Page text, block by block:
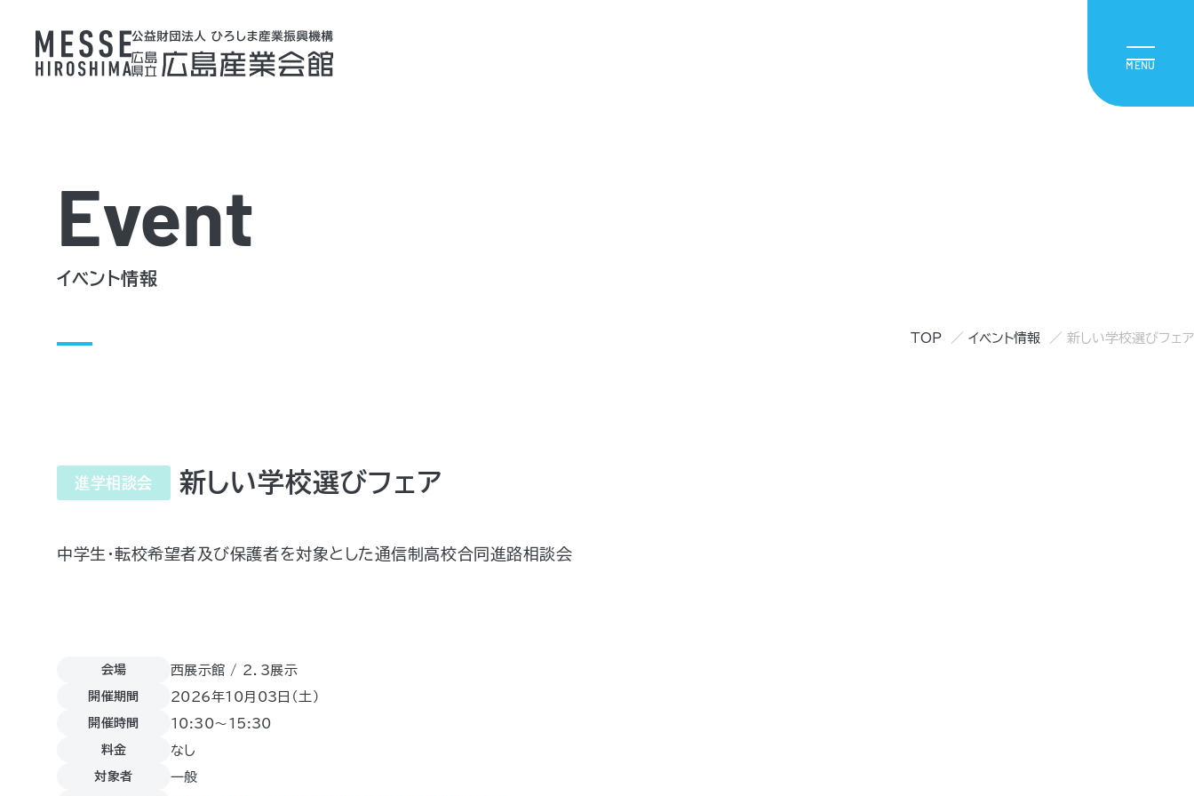
Event
イベント情報
TOP イベント情報 新しい学校選びフェア
進学相談会 新しい学校選びフェア
中学生・転校希望者及び保護者を対象とした通信制高校合同進路相談会
会場 西展示館 / 2．3展示
開催期間 2026年10月03日（土)
開催時間 10:30～15:30
料金 なし
対象者 一般